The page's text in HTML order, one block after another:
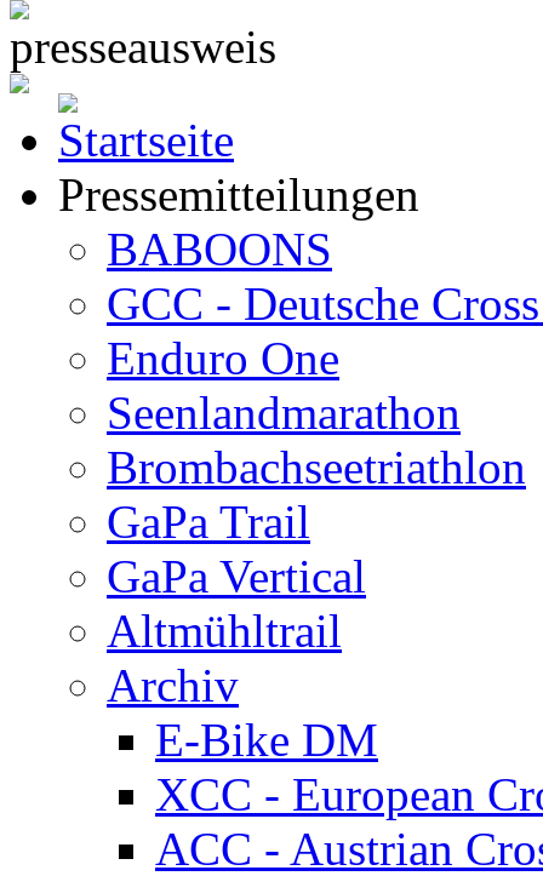
Pressemitteilungen
BABOONS
GCC - Deutsche
Enduro One
Seenlandmarathon
Brombachseetriathlon
GaPa Trail
GaPa Vertical
Altmühltrail
Archiv
E-Bike DM
XCC - European
ACC - Austrian